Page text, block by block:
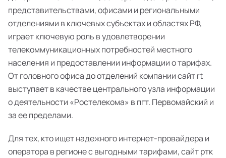
представительствами, офисами и региональными
отделениями в ключевых субъектах и областях РФ,
играет ключевую роль в удовлетворении
телекоммуникационных потребностей местного
населения и предоставлении информации о тарифах.
От головного офиса до отделений компании сайт rt
выступает в качестве центрального узла информации
о деятельности «Ростелекома» в пгт. Первомайский и
за ее пределами.
Для тех, кто ищет надежного интернет-провайдера и
оператора в регионе с выгодными тарифами, сайт ртк